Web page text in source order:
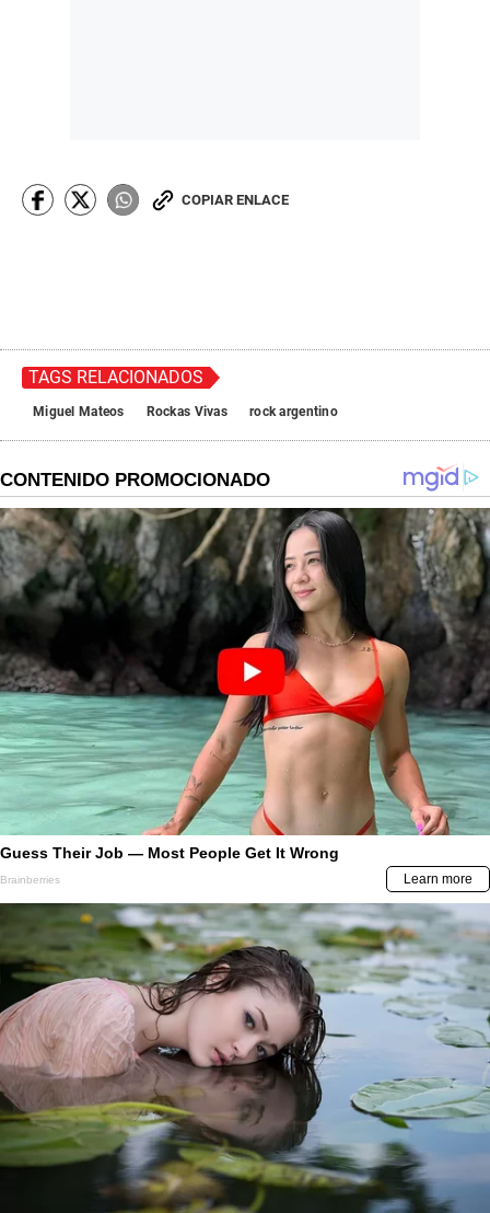
COPIAR ENLACE
TAGS RELACIONADOS
Miguel Mateos Rockas Vivas rock argentino